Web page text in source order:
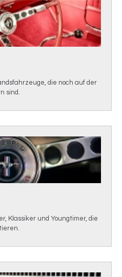
d ie noch auf der
sind.
Klassiker und Youngtimer, die